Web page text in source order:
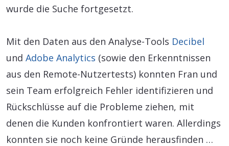
wurde die Suche fortgesetzt.
Mit den Daten aus den Analyse-Tools Decibel
und Adobe Analytics (sowie den Erkenntnissen
aus den Remote-Nutzertests) konnten Fran und
sein Team erfolgreich Fehler identifizieren und
Rückschlüsse auf die Probleme ziehen, mit
denen die Kunden konfrontiert waren. Allerdings
konnten sie noch keine Gründe herausfinden …